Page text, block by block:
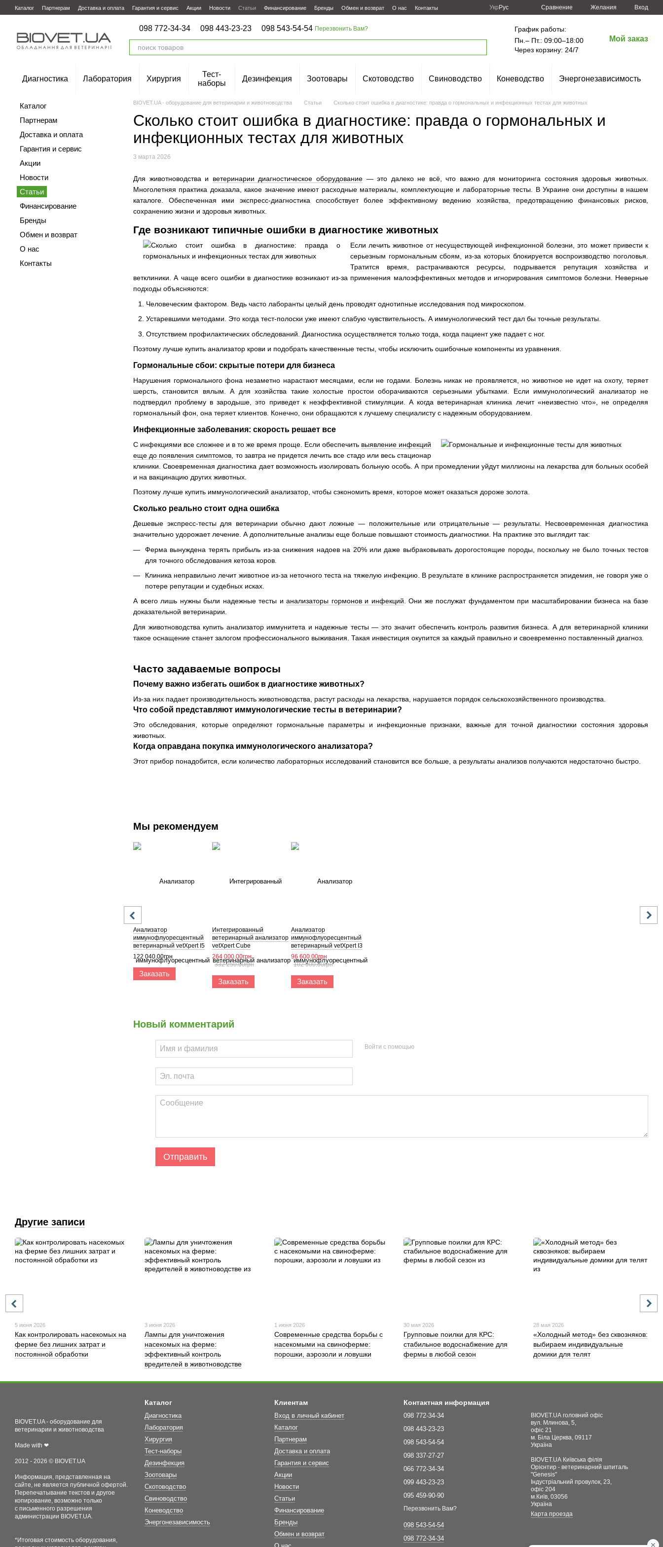
Перейти к основному контенту
Каталог Партнерам Доставка и оплата Гарантия и сервис Акции Новости Статьи Финансирование Бренды Обмен и возврат О нас Контакты Укр Рус Сравнение Желания Вход
098 772-34-34 098 443-23-23 098 543-54-54 Перезвонить Вам?
График работы:
Пн.– Пт.: 09:00–18:00
Через корзину: 24/7
Мой заказ
Диагностика Лаборатория Хирургия
Тест-
наборы
Дезинфекция Зоотовары Скотоводство Свиноводство Коневодство Энергонезависимость
BIOVET.UA - оборудование для ветеринарии и животноводства Статьи Сколько стоит ошибка в диагностике: правда о гормональных и инфекционных тестах для животных
Сколько стоит ошибка в диагностике: правда о гормональных и
инфекционных тестах для животных
3 марта 2026
Для животноводства и ветеринарии диагностическое оборудование— это далеко не всё, что важно для мониторинга состояния здоровья животных.
Многолетняя практика доказала, какое значение имеют расходные материалы, комплектующие и лабораторные тесты. В Украине они доступны в нашем
каталоге. Обеспеченная ими экспресс-диагностика способствует более эффективному ведению хозяйства, предотвращению финансовых рисков,
сохранению жизни и здоровья животных.
Где возникают типичные ошибки в диагностике животных
Если лечить животное от несуществующей инфекционной болезни, это может привести к
серьезным гормональным сбоям, из-за которых блокируется воспроизводство поголовья.
Тратится время, растрачиваются ресурсы, подрывается репутация хозяйства и
ветклиники. А чаще всего ошибки в диагностике возникают из-за применения малоэффективных методов и игнорирования симптомов болезни. Неверные
подходы объясняются:
Человеческим фактором. Ведь часто лаборанты целый день проводят однотипные исследования под микроскопом.
Устаревшими методами. Это когда тест-полоски уже имеют слабую чувствительность. А иммунологический тест дал бы точные результаты.
Отсутствием профилактических обследований. Диагностика осуществляется только тогда, когда пациент уже падает с ног.
Поэтому лучше купить анализатор крови и подобрать качественные тесты, чтобы исключить ошибочные компоненты из уравнения.
Гормональные сбои: скрытые потери для бизнеса
Нарушения гормонального фона незаметно нарастают месяцами, если не годами. Болезнь никак не проявляется, но животное не идет на охоту, теряет
шерсть, становится вялым. А для хозяйства такие холостые простои оборачиваются серьезными убытками. Если иммунологический анализатор не
подтвердил проблему в зародыше, это приведет к неэффективной стимуляции. А когда ветеринарная клиника лечит «неизвестно что», не определяя
гормональный фон, она теряет клиентов. Конечно, они обращаются к лучшему специалисту с надежным оборудованием.
Инфекционные заболевания: скорость решает все
С инфекциями все сложнее и в то же время проще. Если обеспечить выявление инфекций
еще до появления симптомов , то завтра не придется лечить все стадо или весь стационар
клиники. Своевременная диагностика дает возможность изолировать больную особь. А при промедлении уйдут миллионы на лекарства для больных особей
и на вакцинацию других животных.
Поэтому лучше купить иммунологический анализатор, чтобы сэкономить время, которое может оказаться дороже золота.
Сколько реально стоит одна ошибка
Дешевые экспресс-тесты для ветеринарии обычно дают ложные — положительные или отрицательные — результаты. Несвоевременная диагностика
значительно удорожает лечение. А дополнительные анализы еще больше повышают стоимость диагностики. На практике это выглядит так:
Ферма вынуждена терять прибыль из-за снижения надоев на 20% или даже выбраковывать дорогостоящие породы, поскольку не было точных тестов
для точного обследования кетоза коров.
Клиника неправильно лечит животное из-за неточного теста на тяжелую инфекцию. В результате в клинике распространяется эпидемия, не говоря уже о
потере репутации и судебных исках.
А всего лишь нужны были надежные тесты и анализаторы гормонов и инфекций. Они же послужат фундаментом при масштабировании бизнеса на базе
доказательной ветеринарии.
Для животноводства купить анализатор иммунитета и надежные тесты — это значит обеспечить контроль развития бизнеса. А для ветеринарной клиники
такое оснащение станет залогом профессионального выживания. Такая инвестиция окупится за каждый правильно и своевременно поставленный диагноз.
Часто задаваемые вопросы
Почему важно избегать ошибок в диагностике животных?
Из-за них падает производительность животноводства, растут расходы на лекарства, нарушается порядок сельскохозяйственного производства.
Что собой представляют иммунологические тесты в ветеринарии?
Это обследования, которые определяют гормональные параметры и инфекционные признаки, важные для точной диагностики состояния здоровья
животных.
Когда оправдана покупка иммунологического анализатора?
Этот прибор понадобится, если количество лабораторных исследований становится все больше, а результаты анализов получаются недостаточно быстро.
Мы рекомендуем
Анализатор
иммунофлуоресцентный
ветеринарный vetXpert I5
122 040.00грн
Заказать
Интегрированный
ветеринарный анализатор
vetXpert Cube
264 000.00грн
332 250.00грн
Заказать
Анализатор
иммунофлуоресцентный
ветеринарный vetXpert I3
96 600.00грн
102 900.00грн
Заказать
Новый комментарий
Войти с помощью
Отправить
Каталог
Партнерам
Доставка и оплата
Гарантия и сервис
Акции
Новости
Статьи
Финансирование
Бренды
Обмен и возврат
О нас
Контакты
Другие записи
5 июня 2026
Как контролировать насекомых на
ферме без лишних затрат и
постоянной обработки
3 июня 2026
Лампы для уничтожения
насекомых на ферме:
эффективный контроль
вредителей в животноводстве
1 июня 2026
Современные средства борьбы с
насекомыми на свиноферме:
порошки, аэрозоли и ловушки
30 мая 2026
Групповые поилки для КРС:
стабильное водоснабжение для
фермы в любой сезон
28 мая 2026
«Холодный метод» без сквозняков:
выбираем индивидуальные
домики для телят
BIOVET.UA - оборудование для
ветеринарии и животноводства
Made with ❤
2012 - 2026 © BIOVET.UA
Информация, представленная на
сайте, не является публичной офертой.
Перепечатывание текстов и другое
копирование, возможно только
с письменного разрешения
администрации BIOVET.UA.
*Итоговая стоимость оборудования,
Каталог
Диагностика
Лаборатория
Хирургия
Тест-наборы
Дезинфекция
Зоотовары
Скотоводство
Свиноводство
Коневодство
Энергонезависимость
Клиентам
Вход в личный кабинет
Каталог
Партнерам
Доставка и оплата
Гарантия и сервис
Акции
Новости
Статьи
Финансирование
Бренды
Обмен и возврат
Контактная информация
098 772-34-34
098 443-23-23
098 543-54-54
098 337-27-27
066 772-34-34
099 443-23-23
095 459-90-90
Перезвонить Вам?
098 543-54-54
098 772-34-34
BIOVET.UA головний офіс
вул. Млинова, 5,
офіс 21
м. Біла Церква, 09117
Україна
BIOVET.UA Київська філія
Орієнтир - ветеринарний шпиталь
"Genesis"
Індустріальний провулок, 23,
офіс 204
м.Київ, 03056
Україна
Карта проезда